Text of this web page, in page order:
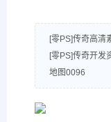
[零PS]传奇高清
[零PS]传奇开发
地图0096